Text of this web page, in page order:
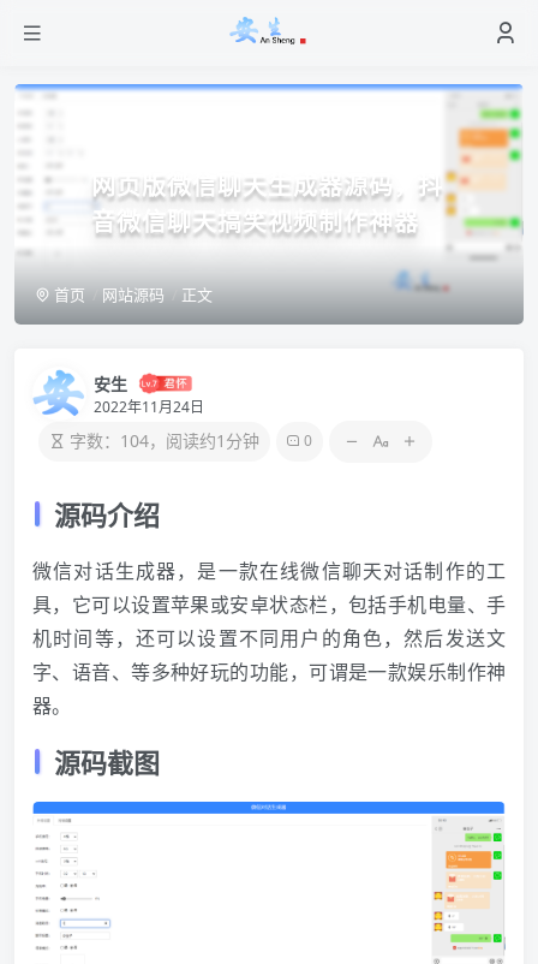
网页版微信聊天生成器源码，抖
音微信聊天搞笑视频制作神器
首页 网站源码 正文
安生
2022年11月24日
字数：104，阅读约1分钟 0
源码介绍
微信对话生成器，是一款在线微信聊天对话制作的工
具，它可以设置苹果或安卓状态栏，包括手机电量、手
机时间等，还可以设置不同用户的角色，然后发送文
字、语音、等多种好玩的功能，可谓是一款娱乐制作神
器。
源码截图